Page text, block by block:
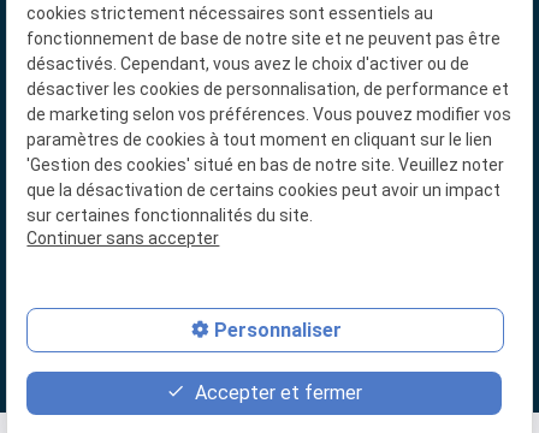
Réseaux sociaux
N° de Siret : 89874702700016
Plan du site
Mentions légales
Politique de confidentialité
cookies strictement nécessaires sont essentiels au
fonctionnement de base de notre site et ne peuvent pas être
désactivés. Cependant, vous avez le choix d'activer ou de
désactiver les cookies de personnalisation, de performance et
de marketing selon vos préférences. Vous pouvez modifier vos
paramètres de cookies à tout moment en cliquant sur le lien
'Gestion des cookies' situé en bas de notre site. Veuillez noter
que la désactivation de certains cookies peut avoir un impact
sur certaines fonctionnalités du site.
Continuer sans accepter
Personnaliser
Accepter et fermer